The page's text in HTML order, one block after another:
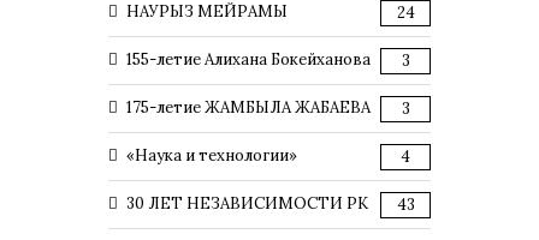
НАУРЫЗ МЕЙРАМЫ 24
155-летие Алихана Бокейханова 3
175-летие ЖАМБЫЛА ЖАБАЕВА 3
«Наука и технологии» 4
30 ЛЕТ НЕЗАВИСИМОСТИ РК 43